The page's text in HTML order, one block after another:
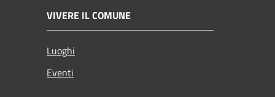
VIVERE IL COMUNE
Luoghi
Eventi